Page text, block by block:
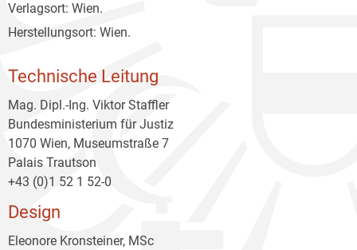
Verlagsort: Wien.
Herstellungsort: Wien.
Technische Leitung
Mag. Dipl.-Ing. Viktor Staffler
Bundesministerium für Justiz
1070 Wien, Museumstraße 7
Palais Trautson
+43 (0)1 52 1 52-0
Design
Eleonore Kronsteiner, MSc